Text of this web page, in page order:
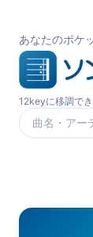
あなたのポケ
12keyに移調で
楽曲を検索